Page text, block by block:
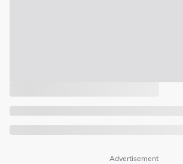
Advertisement